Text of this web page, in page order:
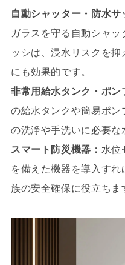
自動シャッター・防水サ
ガラスを守る自動シャ
ッシは、浸水リスクを
にも効果的です。
非常用給水タンク・ポン
の給水タンクや簡易ポン
の洗浄や手洗いに必要な
スマート防災機器： 水位
を備えた機器を導入す
族の安全確保に役立ちま